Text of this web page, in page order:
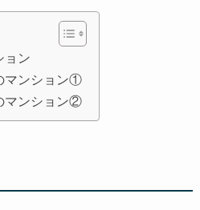
ョン
マンション①
マンション②